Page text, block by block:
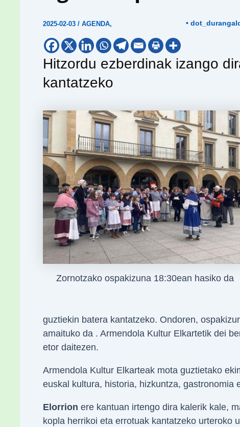
2025-02-03 / AGENDA, •
Hitzordu ezberdinak izango
kantatzeko
Zornotzako ospakizuna 18:30ean hasiko da
guztiekin batera kantatzeko. Ondoren,
amaituko da . Armendola Kultur Elkartetik dei
etor daitezen.
Armendola Kultur Elkarteak mota guztietako
euskal kultura, historia, hizkuntza, gastronomia
Elorrion ere kantuan irtengo dira kalerik kale,
kopla herrikoi eta errotuak kantatzeko urteroko